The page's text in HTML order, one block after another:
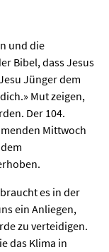
und die
Bibel, dass Jesus
Jünger dem
Mut zeigen,
Der 104.
Mittwoch
es in der
ein Anliegen,
zu verteidigen.
das Klima in